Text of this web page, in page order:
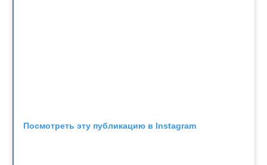
Посмотреть эту публикацию в Instagram